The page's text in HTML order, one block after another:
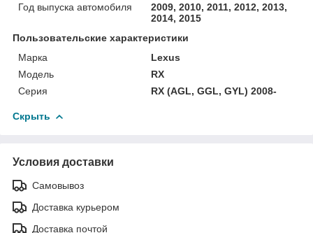
Год выпуска автомобиля
2009, 2010, 2011, 2012, 2013,
2014, 2015
Пользовательские характеристики
Марка
Lexus
Модель
RX
Серия
RX (AGL, GGL, GYL) 2008-
Скрыть
Условия доставки
Самовывоз
Доставка курьером
Доставка почтой